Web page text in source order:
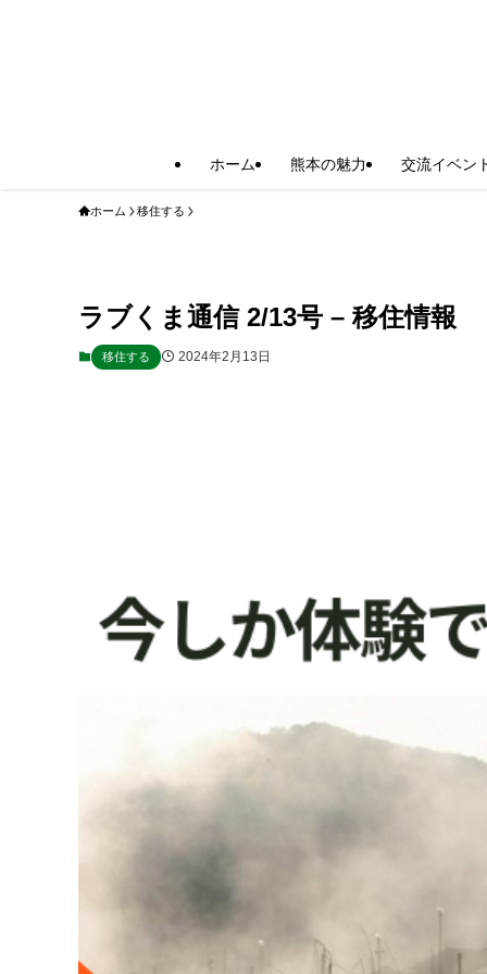
ホーム 熊本の魅力 交流イベン
ホーム 移住する
ラブくま通信 2/13号 – 移住情報
移住する 2024年2月13日